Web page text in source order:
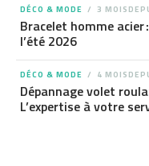
DÉCO & MODE 3
Bracelet homme
l’été 2026
DÉCO & MODE 4
Dépannage volet
L’expertise à votre